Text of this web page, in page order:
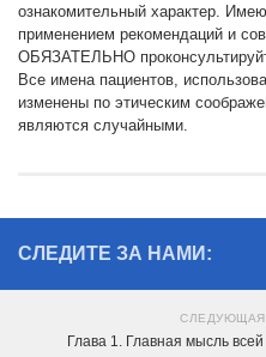
ознакомительный характер.
применением рекомендаций и
ОБЯЗАТЕЛЬНО
Все имена пациентов,
изменены по этическим
являются случайными.
СЛЕДИТЕ ЗА НАМИ:
СЛЕДУЮЩАЯ
Глава 1. Главная мысль